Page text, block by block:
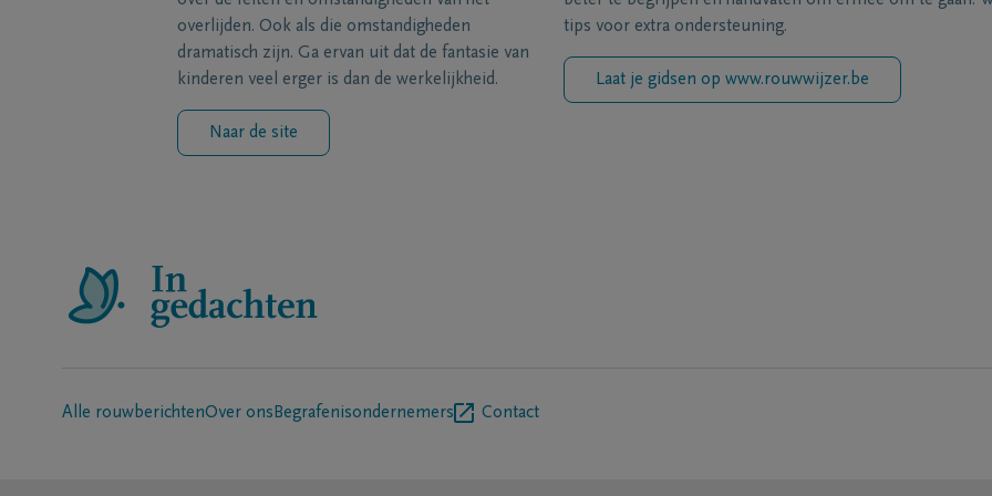
overlijden. Ook als die omstandigheden
dramatisch zijn. Ga ervan uit dat de fantasie van
kinderen veel erger is dan de werkelijkheid.
Naar de site
tips voor extra ondersteuning.
Laat je gidsen op www.rouwwijzer.be
Alle rouwberichtenOver ons Begrafenisondernemers Contact